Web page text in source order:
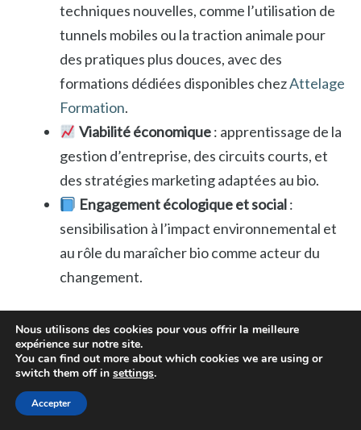
techniques nouvelles, comme l’utilisation de
tunnels mobiles ou la traction animale pour
des pratiques plus douces, avec des
formations dédiées disponibles chezAttelage
Formation.
Viabilité économique: apprentissage de la
gestion d’entreprise, des circuits courts, et
des stratégies marketing adaptées au bio.
Engagement écologique et social:
sensibilisation à l’impact environnemental et
au rôle du maraîcher bio comme acteur du
changement.
L’ensemble de ces objectifs est soutenu par des
échanges réguliers lors d’ateliers, masterclass (dont
certaines listées surLe Jardinier Maraîcher
rencontres professionnelles. Ces événements sont
autant d’occasions de renforcer compétences et
Nous utilisons des cookies pour vous offrir la meilleure
expérience sur notre site.
You can find out more about which cookies we are using or
switch them off in settings.
Accepter